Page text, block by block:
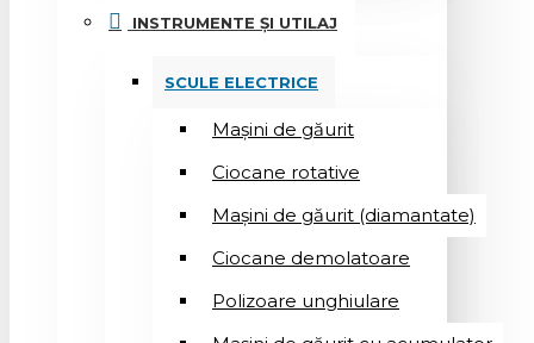
INSTRUMENTE ȘI UTILAJ
SCULE ELECTRICE
Mașini de găurit
Ciocane rotative
Mașini de găurit (diamantate)
Ciocane demolatoare
Polizoare unghiulare